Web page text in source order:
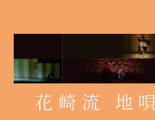
花崎流 地